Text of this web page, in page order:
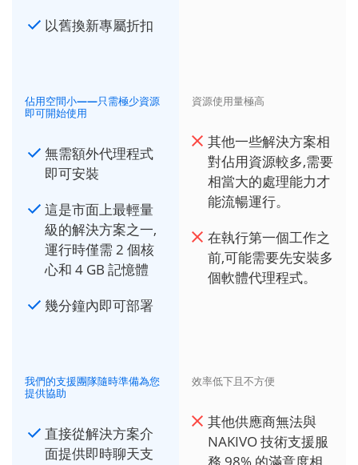
以舊換新專屬折扣
佔用空間小——只需極少資源
即可開始使用
無需額外代理程式
即可安裝
這是市面上最輕量
級的解決方案之一,
運行時僅需 2 個核
心和 4 GB 記憶體
幾分鐘內即可部署
資源使用量極高
其他一些解決方案相
對佔用資源較多,需要
相當大的處理能力才
能流暢運行。
在執行第一個工作之
前,可能需要先安裝多
個軟體代理程式。
我們的支援團隊隨時準備為您
提供協助
直接從解決方案介
面提供即時聊天支
效率低下且不方便
其他供應商無法與
NAKIVO 技術支援服